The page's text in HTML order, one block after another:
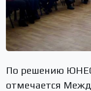
По решению
отмечается